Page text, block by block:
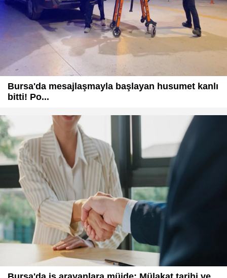
Bursa'da mesajlaşmayla başlayan husumet kanlı
bitti! Po...